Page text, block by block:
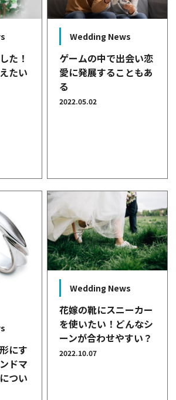
た！
たい
Wedding News
ゲームの中で出会い恋
愛に発展することもあ
る
2022.05.02
にす
ドマ
つい
Wedding News
花嫁の靴にスニーカー
を使いたい！どんなシ
ーンが合わせやすい？
2022.10.07